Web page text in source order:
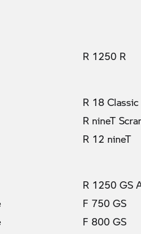
R 1250 R
R 18 Classic
R nineT
R 12 nineT
R 1250 GS
F 750 GS
F 800 GS